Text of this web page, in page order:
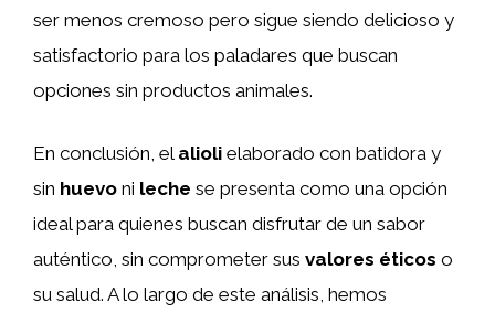
ser menos cremoso pero sigue siendo delicioso y
satisfactorio para los paladares que buscan
opciones sin productos animales.
En conclusión, el alioli elaborado con batidora y
sin huevo ni leche se presenta como una opción
ideal para quienes buscan disfrutar de un sabor
auténtico, sin comprometer sus valores éticos o
su salud. A lo largo de este análisis, hemos